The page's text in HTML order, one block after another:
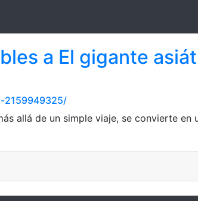
a El gigante
2159949325/
allá de un simple viaje, se convierte